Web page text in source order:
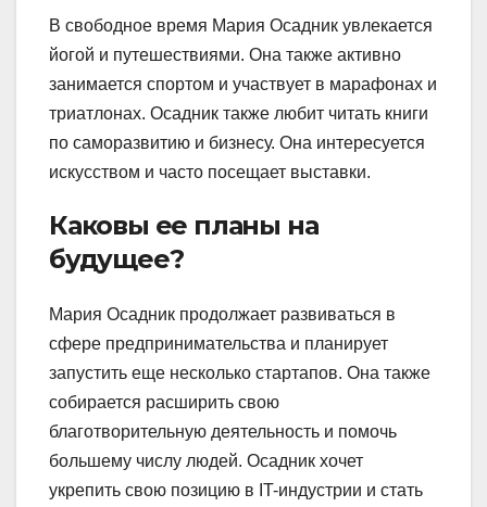
В свободное время Мария Осадник увлекается
йогой и путешествиями. Она также активно
занимается спортом и участвует в марафонах и
триатлонах. Осадник также любит читать книги
по саморазвитию и бизнесу. Она интересуется
искусством и часто посещает выставки.
Каковы ее планы на
будущее?
Мария Осадник продолжает развиваться в
сфере предпринимательства и планирует
запустить еще несколько стартапов. Она также
собирается расширить свою
благотворительную деятельность и помочь
большему числу людей. Осадник хочет
укрепить свою позицию в IT-индустрии и стать